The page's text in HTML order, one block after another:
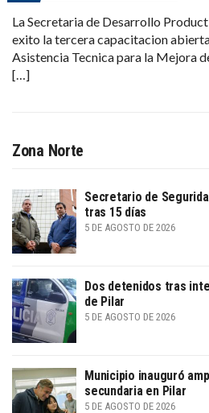
La Secretaria de Desarrollo
exito la tercera capacitacion
Asistencia Tecnica para la Mejora
[…]
Zona Norte
Secretario de
tras 15 días
5 DE AGOSTO DE 2026
Dos detenidos tras
de Pilar
5 DE AGOSTO DE 2026
Municipio inauguró
secundaria en Pilar
5 DE AGOSTO DE 2026